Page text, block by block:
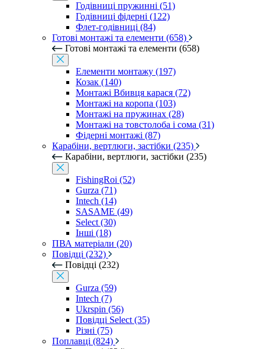
Годівниці пружинні (51)
Годівниці фідерні (122)
Флет-годівниці (84)
Готові монтажі та елементи (658)
Готові монтажі та елементи (658)
Елементи монтажу (197)
Козак (140)
Монтажі Вбивця карася (72)
Монтажі на коропа (103)
Монтажі на пружинах (28)
Монтажі на товстолоба і сома (31)
Фідерні монтажі (87)
Карабіни, вертлюги, застібки (235)
Карабіни, вертлюги, застібки (235)
FishingRoi (52)
Gurza (71)
Intech (14)
SASAME (49)
Select (30)
Інші (18)
ПВА матеріали (20)
Повідці (232)
Повідці (232)
Gurza (59)
Intech (7)
Ukrspin (56)
Повідці Select (35)
Різні (75)
Поплавці (824)